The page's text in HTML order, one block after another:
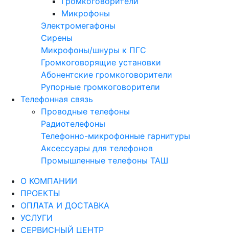
Микрофоны
Электромегафоны
Сирены
Микрофоны/шнуры к ПГС
Громкоговорящие установки
Абонентские громкоговорители
Рупорные громкоговорители
Телефонная связь
Проводные телефоны
Радиотелефоны
Телефонно-микрофонные гарнитуры
Аксессуары для телефонов
Промышленные телефоны ТАШ
О КОМПАНИИ
ПРОЕКТЫ
ОПЛАТА И ДОСТАВКА
УСЛУГИ
СЕРВИСНЫЙ ЦЕНТР